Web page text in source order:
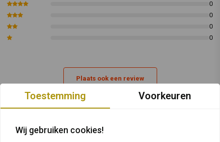
Uitlaat materiaal
Basis kleur
Check hieronder of deze uitlaatdemper op jouw motor past:
Twin
2016 ALLEMAAL
(95 pk) typegoedkeuring.
CRF 1000 L ABS
70 kW
Met EG/ECE-
HONDA
CRF 1000 L ABS
2017
0
0
0
0
Plaats ook een review
Toestemming Voorkeuren
Wij gebruiken cookies!